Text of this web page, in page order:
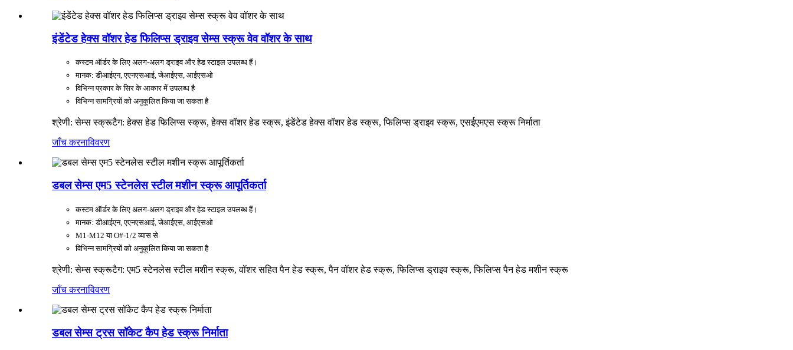
इंडेंटेड हेक्स वॉशर हेड फिलिप्स ड्राइव सेम्स स्क्रू वेव वॉशर के साथ
कस्टम ऑर्डर के लिए अलग-अलग ड्राइव और हेड स्टाइल उपलब्ध हैं।
मानक: डीआईएन, एएनएसआई, जेआईएस, आईएसओ
विभिन्न प्रकार के सिर के आकार में उपलब्ध है
विभिन्न सामग्रियों को अनुकूलित किया जा सकता है
श्रेणी: सेम्स स्क्रूटैग: हेक्स हेड फिलिप्स स्क्रू, हेक्स वॉशर हेड स्क्रू, इंडेंटेड हेक्स वॉशर हेड स्क्रू, फिलिप्स ड्राइव स्क्रू, एसईएमएस स्क्रू निर्माता
जाँच करनाविवरण
डबल सेम्स एम5 स्टेनलेस स्टील मशीन स्क्रू आपूर्तिकर्ता
कस्टम ऑर्डर के लिए अलग-अलग ड्राइव और हेड स्टाइल उपलब्ध हैं।
मानक: डीआईएन, एएनएसआई, जेआईएस, आईएसओ
M1-M12 या O#-1/2 व्यास से
विभिन्न सामग्रियों को अनुकूलित किया जा सकता है
श्रेणी: सेम्स स्क्रूटैग: एम5 स्टेनलेस स्टील मशीन स्क्रू, वॉशर सहित पैन हेड स्क्रू, पैन वॉशर हेड स्क्रू, फिलिप्स ड्राइव स्क्रू, फिलिप्स पैन हेड मशीन स्क्रू
जाँच करनाविवरण
डबल सेम्स ट्रस सॉकेट कैप हेड स्क्रू निर्माता